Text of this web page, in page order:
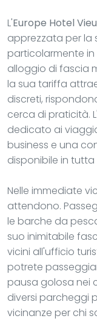
L'Europe Hotel
apprezzata per la
particolarmente
alloggio di fascia
la sua tariffa
discreti,
cerca di praticità.
dedicato ai
business e una
disponibile in tutta
Nelle immediate
attendono.
le barche da
suo inimitabile
vicini all'ufficio
potrete
pausa golosa nei
diversi parcheggi
vicinanze per chi